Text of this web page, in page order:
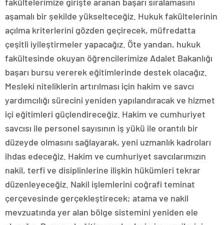
aşamalı bir şekilde yükselteceğiz. Hukuk fakültelerinin
açılma kriterlerini gözden geçirecek, müfredatta
çeşitli iyileştirmeler yapacağız. Öte yandan, hukuk
fakültesinde okuyan öğrencilerimize Adalet Bakanlığı
başarı bursu vererek eğitimlerinde destek olacağız.
Mesleki niteliklerin artırılması için hakim ve savcı
yardımcılığı sürecini yeniden yapılandıracak ve hizmet
içi eğitimleri güçlendireceğiz. Hakim ve cumhuriyet
savcısı ile personel sayısının iş yükü ile orantılı bir
düzeyde olmasını sağlayarak, yeni uzmanlık kadroları
ihdas edeceğiz. Hakim ve cumhuriyet savcılarımızın
nakil, terfi ve disiplinlerine ilişkin hükümleri tekrar
düzenleyeceğiz. Nakil işlemlerini coğrafi teminat
çerçevesinde gerçekleştirecek; atama ve nakil
mevzuatında yer alan bölge sistemini yeniden ele